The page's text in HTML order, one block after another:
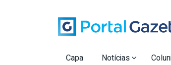
Capa Notícias